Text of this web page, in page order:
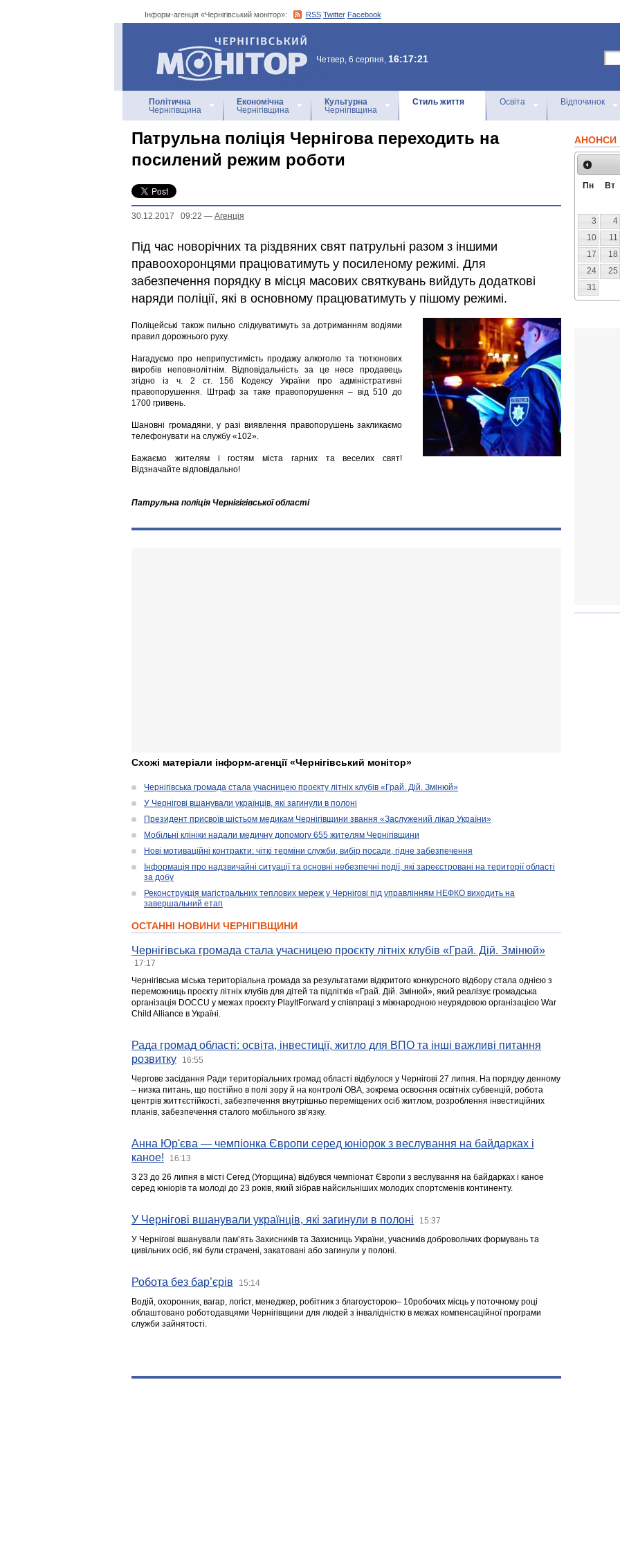
Інформ-агенція «Чернігівський монітор»: RSS Twitter Facebook
Інформ-агенція
«Чернігівський монітор»
Четвер, 6 серпня, 16:17:21
Політична
Чернігівщина
Економічна
Чернігівщина
Культурна
Чернігівщина
Стиль життя Освіта Відпочинок
Патрульна поліція Чернігова переходить на
посилений режим роботи
30.12.2017 09:22 — Агенцiя
Під час новорічних та різдвяних свят патрульні разом з іншими
правоохоронцями працюватимуть у посиленому режимі. Для
забезпечення порядку в місця масових святкувань вийдуть додаткові
наряди поліції, які в основному працюватимуть у пішому режимі.
Поліцейські також пильно слідкуватимуть за дотриманням водіями
правил дорожнього руху.
Нагадуємо про неприпустимість продажу алкоголю та тютюнових
виробів неповнолітнім. Відповідальність за це несе продавець
згідно із ч. 2 ст. 156 Кодексу України про адміністративні
правопорушення. Штраф за таке правопорушення – від 510 до
1700 гривень.
Шановні громадяни, у разі виявлення правопорушень закликаємо
телефонувати на службу «102».
Бажаємо жителям і гостям міста гарних та веселих свят!
Відзначайте відповідально!
Патрульна поліція Чернігігівської області
Схожі матеріали інформ-агенції «Чернігівський монітор»
Чернігівська громада стала учасницею проєкту літніх клубів «Грай. Дій. Змінюй»
У Чернігові вшанували українців, які загинули в полоні
Президент присвоїв шістьом медикам Чернігівщини звання «Заслужений лікар України»
Мобільні клініки надали медичну допомогу 655 жителям Чернігівщини
Нові мотиваційні контракти: чіткі терміни служби, вибір посади, гідне забезпечення
Інформація про надзвичайні ситуації та основні небезпечні події, які зареєстровані на території області
за добу
Реконструкція магістральних теплових мереж у Чернігові під управлінням НЕФКО виходить на
завершальний етап
ОСТАННІ НОВИНИ ЧЕРНІГІВЩИНИ
Чернігівська громада стала учасницею проєкту літніх клубів «Грай. Дій. Змінюй»
17:17
Чернігівська міська територіальна громада за результатами відкритого конкурсного відбору стала однією з
переможниць проєкту літніх клубів для дітей та підлітків «Грай. Дій. Змінюй», який реалізує громадська
організація DOCCU у межах проєкту PlayItForward у співпраці з міжнародною неурядовою організацією War
Child Alliance в Україні.
Рада громад області: освіта, інвестиції, житло для ВПО та інші важливі питання
розвитку
16:55
Чергове засідання Ради територіальних громад області відбулося у Чернігові 27 липня. На порядку денному
– низка питань, що постійно в полі зору й на контролі ОВА, зокрема освоєння освітніх субвенцій, робота
центрів життєстійкості, забезпечення внутрішньо переміщених осіб житлом, розроблення інвестиційних
планів, забезпечення сталого мобільного зв’язку.
Анна Юр'єва — чемпіонка Європи серед юніорок з веслування на байдарках і
каное!
16:13
З 23 до 26 липня в місті Сегед (Угорщина) відбувся чемпіонат Європи з веслування на байдарках і каное
серед юніорів та молоді до 23 років, який зібрав найсильніших молодих спортсменів континенту.
У Чернігові вшанували українців, які загинули в полоні 15:37
У Чернігові вшанували пам’ять Захисників та Захисниць України, учасників добровольчих формувань та
цивільних осіб, які були страчені, закатовані або загинули у полоні.
Робота без бар’єрів 15:14
Водій, охоронник, вагар, логіст, менеджер, робітник з благоусторою– 10робочих місць у поточному році
облаштовано роботодавцями Чернігівщини для людей з інвалідністю в межах компенсаційної програми
служби зайнятості.
АНОНСИ
Пн Вт
3
4
10
11
17
18
24
25
31